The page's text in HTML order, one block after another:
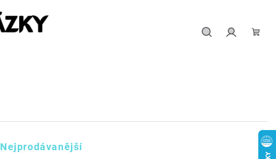
Nejprodávanější